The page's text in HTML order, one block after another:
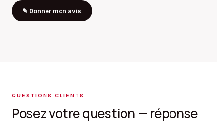
✎ Donner mon avis
QUESTIONS CLIENTS
Posez votre question — réponse